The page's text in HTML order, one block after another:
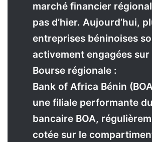
marché financier
pas d’hier. Aujourd’hui,
entreprises béninoises
activement engagées sur
Bourse régionale :
Bank of Africa Bénin
une filiale performante
bancaire BOA,
cotée sur le